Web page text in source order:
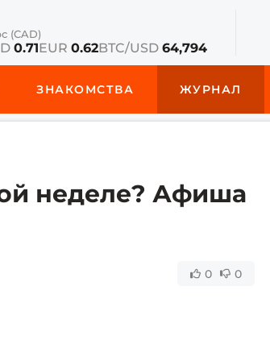
(CAD)
0.71EUR 0.62BTC/USD 64,794
ЗНАКОМСТВА ЖУРНАЛ
неделе? Афиша
0 0